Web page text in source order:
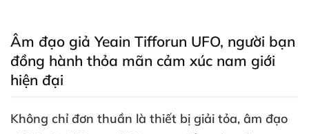
Âm đạo giả Yeain Tifforun UFO, người bạn
đồng hành thỏa mãn cảm xúc nam giới
hiện đại
Không chỉ đơn thuần là thiết bị giải tỏa, âm đạo